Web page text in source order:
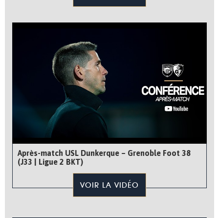
Après-match USL Dunkerque – Grenoble Foot 38
(J33 | Ligue 2 BKT)
VOIR LA VIDÉO